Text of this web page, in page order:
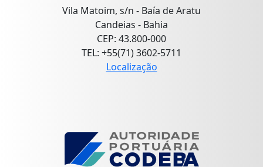
Vila Matoim, s/n - Baía de Aratu
Candeias - Bahia
CEP: 43.800-000
TEL: +55(71) 3602-5711
Localização